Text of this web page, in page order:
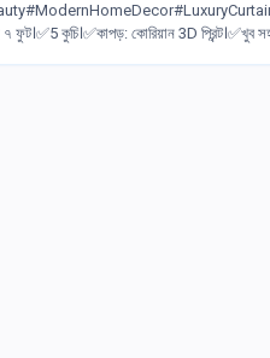
ফুট।✅5 কুচি।✅কাপড়: কোরিয়ান 3D প্রিন্ট।✅খুব